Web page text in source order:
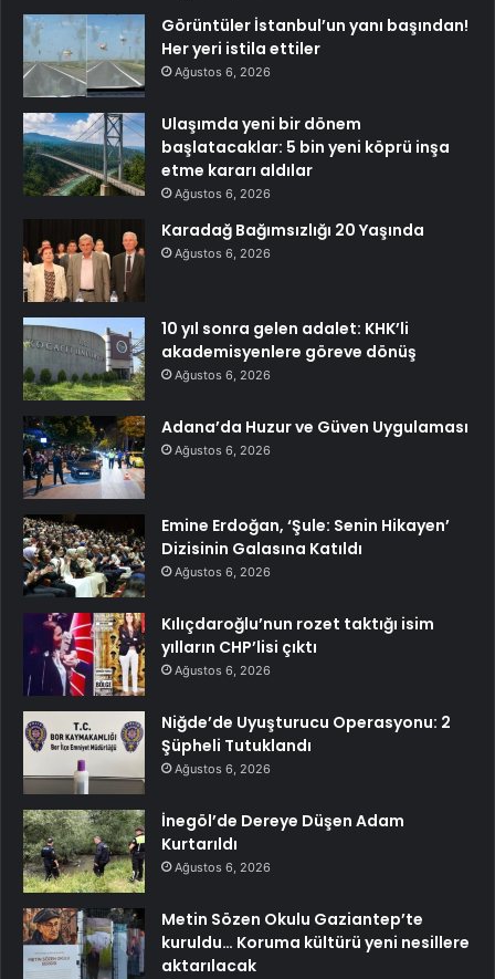
Görüntüler İstanbul’un yanı başından!
Her yeri istila ettiler
Ağustos 6, 2026
Ulaşımda yeni bir dönem
başlatacaklar: 5 bin yeni köprü inşa
etme kararı aldılar
Ağustos 6, 2026
Karadağ Bağımsızlığı 20 Yaşında
Ağustos 6, 2026
10 yıl sonra gelen adalet: KHK’li
akademisyenlere göreve dönüş
Ağustos 6, 2026
Adana’da Huzur ve Güven Uygulaması
Ağustos 6, 2026
Emine Erdoğan, ‘Şule: Senin Hikayen’
Dizisinin Galasına Katıldı
Ağustos 6, 2026
Kılıçdaroğlu’nun rozet taktığı isim
yılların CHP’lisi çıktı
Ağustos 6, 2026
Niğde’de Uyuşturucu Operasyonu: 2
Şüpheli Tutuklandı
Ağustos 6, 2026
İnegöl’de Dereye Düşen Adam
Kurtarıldı
Ağustos 6, 2026
Metin Sözen Okulu Gaziantep’te
kuruldu… Koruma kültürü yeni nesillere
aktarılacak